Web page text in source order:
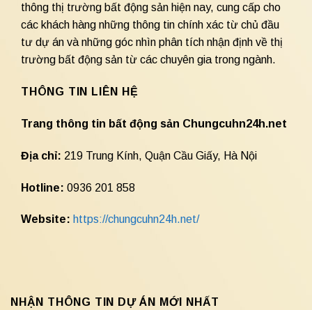
thông thị trường bất động sản hiện nay, cung cấp cho
các khách hàng những thông tin chính xác từ chủ đầu
tư dự án và những góc nhìn phân tích nhận định về thị
trường bất động sản từ các chuyên gia trong ngành.
THÔNG TIN LIÊN HỆ
Trang thông tin bất động sản Chungcuhn24h.net
Địa chỉ: 219 Trung Kính, Quận Cầu Giấy, Hà Nội
Hotline: 0936 201 858
Website: https://chungcuhn24h.net/
NHẬN THÔNG TIN DỰ ÁN MỚI NHẤT